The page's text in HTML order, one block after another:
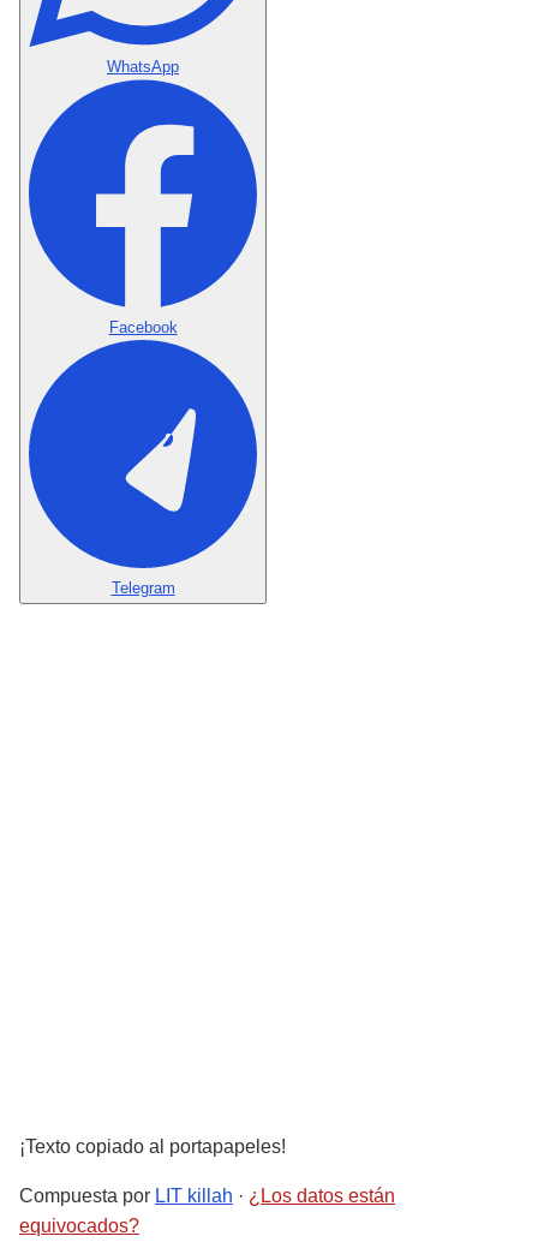
WhatsApp
Facebook
Telegram
¡Texto copiado al portapapeles!
Compuesta por LIT killah · ¿Los datos están
equivocados?